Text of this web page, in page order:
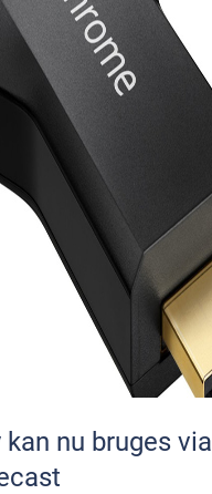
kan nu bruges via